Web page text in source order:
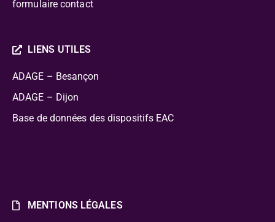
formulaire contact
LIENS UTILES
ADAGE – Besançon
ADAGE – Dijon
Base de données des dispositifs EAC
MENTIONS LÉGALES